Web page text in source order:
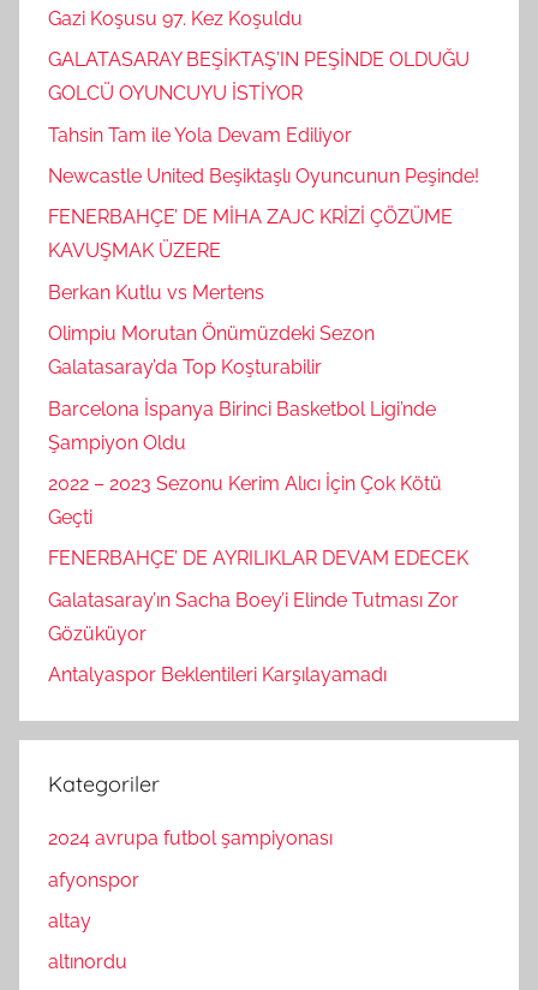
Gazi Koşusu 97. Kez Koşuldu
GALATASARAY BEŞİKTAŞ’IN PEŞİNDE OLDUĞU
GOLCÜ OYUNCUYU İSTİYOR
Tahsin Tam ile Yola Devam Ediliyor
Newcastle United Beşiktaşlı Oyuncunun Peşinde!
FENERBAHÇE’ DE MİHA ZAJC KRİZİ ÇÖZÜME
KAVUŞMAK ÜZERE
Berkan Kutlu vs Mertens
Olimpiu Morutan Önümüzdeki Sezon
Galatasaray’da Top Koşturabilir
Barcelona İspanya Birinci Basketbol Ligi’nde
Şampiyon Oldu
2022 – 2023 Sezonu Kerim Alıcı İçin Çok Kötü
Geçti
FENERBAHÇE’ DE AYRILIKLAR DEVAM EDECEK
Galatasaray’ın Sacha Boey’i Elinde Tutması Zor
Gözüküyor
Antalyaspor Beklentileri Karşılayamadı
Kategoriler
2024 avrupa futbol şampiyonası
afyonspor
altay
altınordu